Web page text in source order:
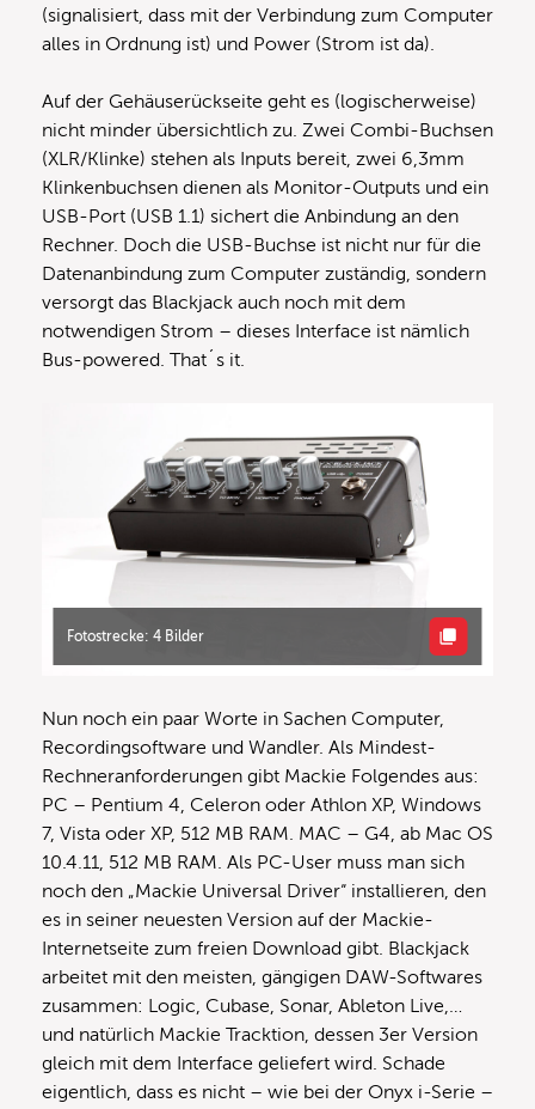
(signalisiert, dass mit der Verbindung zum Computer
alles in Ordnung ist) und Power (Strom ist da).
Auf der Gehäuserückseite geht es (logischerweise)
nicht minder übersichtlich zu. Zwei Combi-Buchsen
(XLR/Klinke) stehen als Inputs bereit, zwei 6,3mm
Klinkenbuchsen dienen als Monitor-Outputs und ein
USB-Port (USB 1.1) sichert die Anbindung an den
Rechner. Doch die USB-Buchse ist nicht nur für die
Datenanbindung zum Computer zuständig, sondern
versorgt das Blackjack auch noch mit dem
notwendigen Strom – dieses Interface ist nämlich
Bus-powered. That´s it.
Fotostrecke: 4 Bilder
Nun noch ein paar Worte in Sachen Computer,
Recordingsoftware und Wandler. Als Mindest-
Rechneranforderungen gibt Mackie Folgendes aus:
PC – Pentium 4, Celeron oder Athlon XP, Windows
7, Vista oder XP, 512 MB RAM. MAC – G4, ab Mac OS
10.4.11, 512 MB RAM. Als PC-User muss man sich
noch den „Mackie Universal Driver“ installieren, den
es in seiner neuesten Version auf der Mackie-
Internetseite zum freien Download gibt. Blackjack
arbeitet mit den meisten, gängigen DAW-Softwares
zusammen: Logic, Cubase, Sonar, Ableton Live,…
und natürlich Mackie Tracktion, dessen 3er Version
gleich mit dem Interface geliefert wird. Schade
eigentlich, dass es nicht – wie bei der Onyx i-Serie –